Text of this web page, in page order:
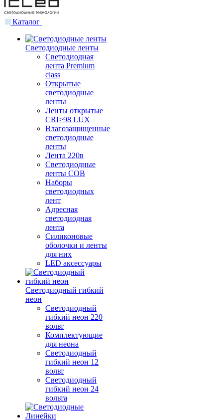
Каталог
Светодиодные ленты
Светодиодная
лента Premium
class
Открытые
светодиодные
ленты
Ленты открытые
CRI>98 LUX
Влагозащищенные
светодиодные
ленты
Лента 220в
Светодиодные
ленты COB
Наборы
светодиодных
лент
Адресная
светодиодная
лента
Силиконовые
оболочки и ленты
для них
LED аксессуары
Светодиодный гибкий
неон
Светодиодный
гибкий неон 220
вольт
Комплектующие
для неона
Светодиодный
гибкий неон 12
вольт
Светодиодный
гибкий неон 24
вольта